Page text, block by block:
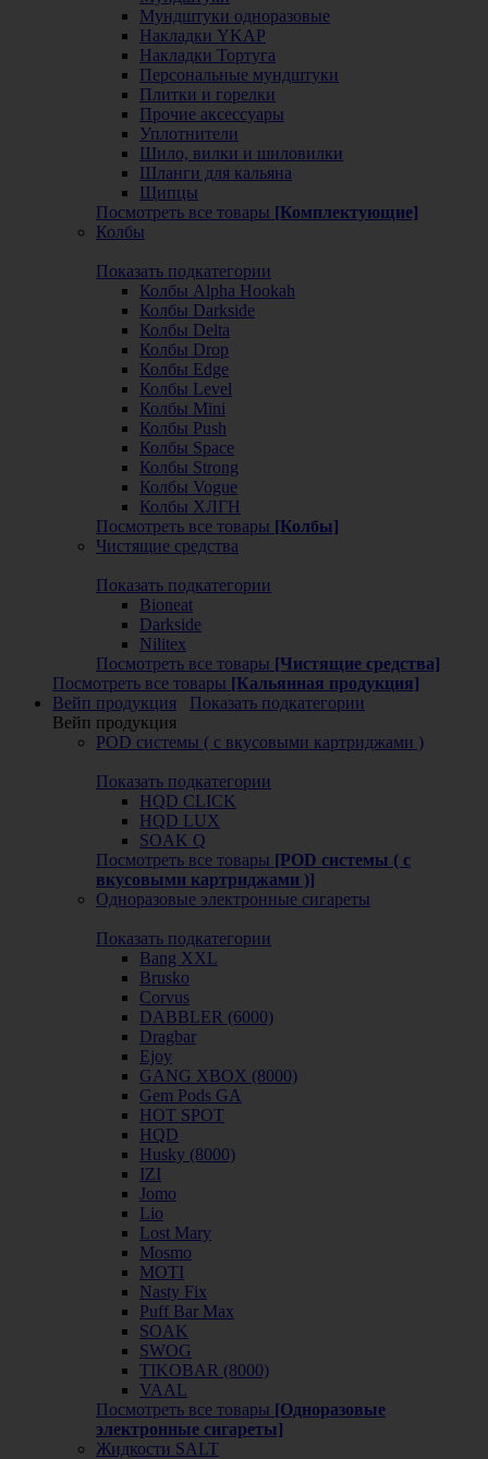
Мундштуки одноразовые
Накладки YKAP
Накладки Тортуга
Персональные мундштуки
Плитки и горелки
Прочие аксессуары
Уплотнители
Шило, вилки и шиловилки
Шланги для кальяна
Щипцы
Посмотреть все товары [Комплектующие]
Колбы
Показать подкатегории
Колбы Alpha Hookah
Колбы Darkside
Колбы Delta
Колбы Drop
Колбы Edge
Колбы Level
Колбы Mini
Колбы Push
Колбы Space
Колбы Strong
Колбы Vogue
Колбы ХЛГН
Посмотреть все товары [Колбы]
Чистящие средства
Показать подкатегории
Bioneat
Darkside
Nilitex
Посмотреть все товары [Чистящие средства]
Посмотреть все товары [Кальянная продукция]
Вейп продукция
Показать подкатегории
Вейп продукция
POD системы ( с вкусовыми картриджами )
Показать подкатегории
HQD CLICK
HQD LUX
SOAK Q
Посмотреть все товары [POD системы ( с
вкусовыми картриджами )]
Одноразовые электронные сигареты
Показать подкатегории
Bang XXL
Brusko
Corvus
DABBLER (6000)
Dragbar
Ejoy
GANG XBOX (8000)
Gem Pods GA
HOT SPOT
HQD
Husky (8000)
IZI
Jomo
Lio
Lost Mary
Mosmo
MOTI
Nasty Fix
Puff Bar Max
SOAK
SWOG
TIKOBAR (8000)
VAAL
Посмотреть все товары [Одноразовые
электронные сигареты]
Жидкости SALT